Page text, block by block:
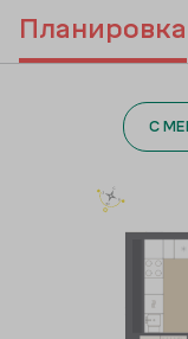
Планировка
С